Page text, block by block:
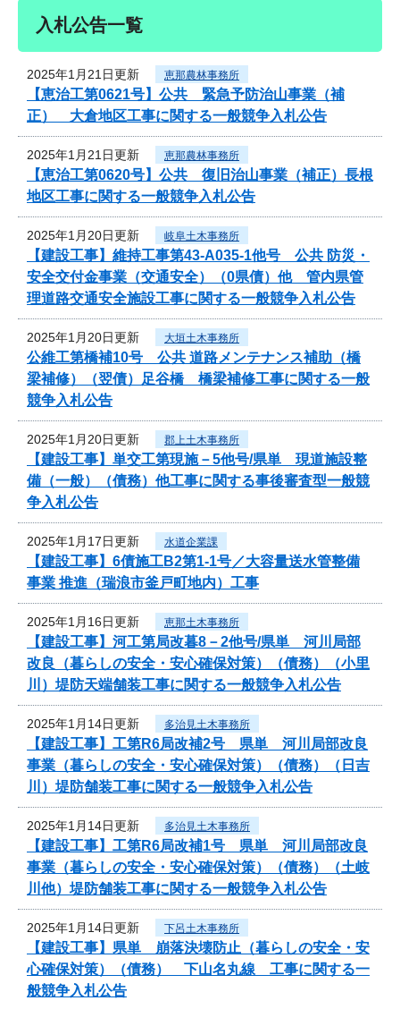
入札公告一覧
2025年1月21日更新 恵那農林事務所
【恵治工第0621号】公共 緊急予防治山事業（補
正） 大倉地区工事に関する一般競争入札公告
2025年1月21日更新 恵那農林事務所
【恵治工第0620号】公共 復旧治山事業（補正）長根
地区工事に関する一般競争入札公告
2025年1月20日更新 岐阜土木事務所
【建設工事】維持工事第43-A035-1他号 公共 防災・
安全交付金事業（交通安全）（0県債）他 管内県管
理道路交通安全施設工事に関する一般競争入札公告
2025年1月20日更新 大垣土木事務所
公維工第橋補10号 公共 道路メンテナンス補助（橋
梁補修）（翌債）足谷橋 橋梁補修工事に関する一般
競争入札公告
2025年1月20日更新 郡上土木事務所
【建設工事】単交工第現施－5他号/県単 現道施設整
備（一般）（債務）他工事に関する事後審査型一般競
争入札公告
2025年1月17日更新 水道企業課
【建設工事】6債施工B2第1-1号／大容量送水管整備
事業 推進（瑞浪市釜戸町地内）工事
2025年1月16日更新 恵那土木事務所
【建設工事】河工第局改暮8－2他号/県単 河川局部
改良（暮らしの安全・安心確保対策）（債務）（小里
川）堤防天端舗装工事に関する一般競争入札公告
2025年1月14日更新 多治見土木事務所
【建設工事】工第R6局改補2号 県単 河川局部改良
事業（暮らしの安全・安心確保対策）（債務）（日吉
川）堤防舗装工事に関する一般競争入札公告
2025年1月14日更新 多治見土木事務所
【建設工事】工第R6局改補1号 県単 河川局部改良
事業（暮らしの安全・安心確保対策）（債務）（土岐
川他）堤防舗装工事に関する一般競争入札公告
2025年1月14日更新 下呂土木事務所
【建設工事】県単 崩落決壊防止（暮らしの安全・安
心確保対策）（債務） 下山名丸線 工事に関する一
般競争入札公告